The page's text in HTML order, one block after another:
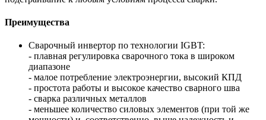
Преимущества
Сварочный инвертор по технологии IGBT:
- плавная регулировка сварочного тока в широком
диапазоне
- малое потребление электроэнергии, высокий КПД
- простота работы и высокое качество сварного шва
- сварка различных металлов
- меньшее количество силовых элементов (при той же